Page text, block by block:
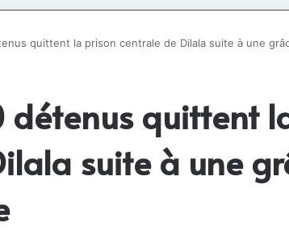
quittent la prison centrale de Dilala suite à une
détenus quittent
suite à une